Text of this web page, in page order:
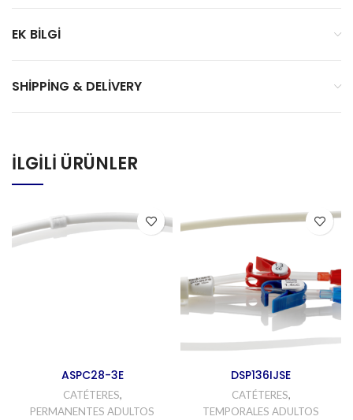
EK BILGI
SHIPPING & DELIVERY
İLGILI ÜRÜNLER
ASPC28-3E
CATÉTERES,
PERMANENTES ADULTOS
DSP136IJSE
CATÉTERES,
TEMPORALES ADULTOS